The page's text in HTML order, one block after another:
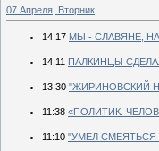
07 Апреля, Вторник
14:17 МЫ - СЛАВЯНЕ,
14:11 ПАЛКИНЦЫ
13:30 "ЖИРИНОВСКИЙ
11:38 «ПОЛИТИК.
11:10 "УМЕЛ